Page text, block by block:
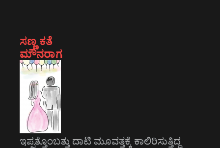
ಸಣ್ಣ ಕತೆ
ಮೌನರಾಗ
ಇಪ್ಪತ್ತೊಂಬತ್ತು ದಾಟಿ ಮೂವತ್ತಕ್ಕೆ ಕಾಲಿರಿಸುತ್ತಿದ್ದ